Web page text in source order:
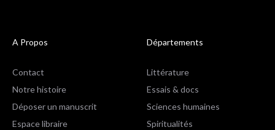
A Propos
Contact
Notre histoire
Déposer un manuscrit
Espace libraire
Départements
Littérature
Essais & docs
Sciences humaines
Spiritualités